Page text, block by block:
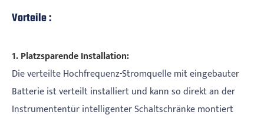
Vorteile :
1. Platzsparende Installation:
Die verteilte Hochfrequenz-Stromquelle mit eingebauter
Batterie ist verteilt installiert und kann so direkt an der
Instrumententür intelligenter Schaltschränke montiert